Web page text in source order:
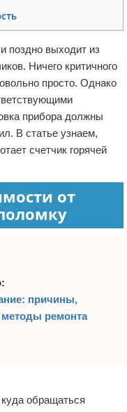
поздно выходит из
Ничего критичного
просто. Однако
прибора должны
В статье узнаем,
счетчик горячей
от
причины,
ремонта